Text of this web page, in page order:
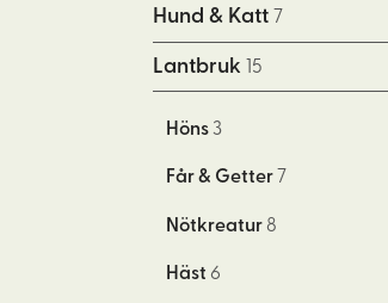
Hund & Katt 7
Lantbruk 15
Höns3
Får & Getter 7
Nötkreatur8
Häst 6